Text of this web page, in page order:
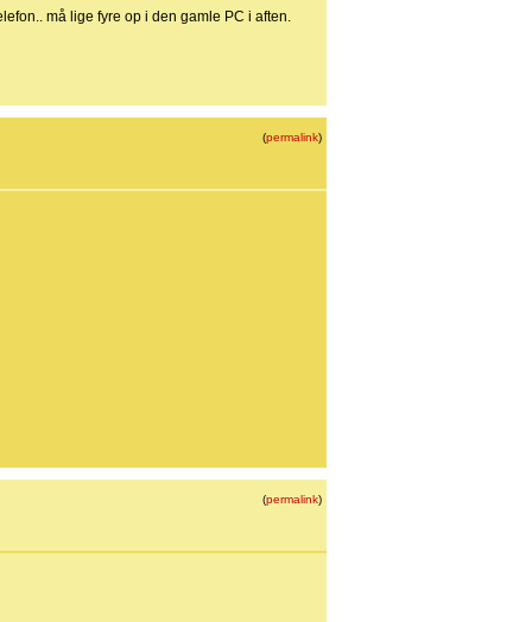
må lige fyre op i den gamle PC i aften.
(permalink)
(permalink)